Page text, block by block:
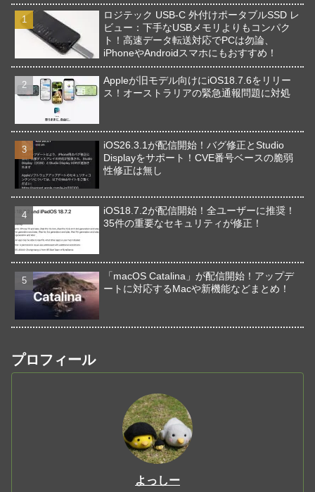
ロジテック USB-C 外付けポータブルSSD レ
ビュー：下手なUSBメモリよりもコンパク
ト！高速データ転送対応でPCは勿論、
iPhoneやAndroidスマホにもおすすめ！
Appleが旧モデル向けにiOS18.7.6をリリー
ス！オーストラリアの緊急通報問題に対処
iOS26.3.1が配信開始！バグ修正とStudio
Displayをサポート！CVE番号ベースの脆弱
性修正は無し
iOS18.7.2が配信開始！全ユーザーに推奨！
35件の重要なセキュリティが修正！
「macOS Catalina」が配信開始！アップデ
ートに対応するMacや新機能などまとめ！
プロフィール
よっしー